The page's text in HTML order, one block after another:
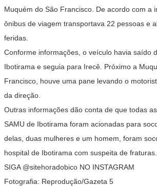
Muquém do São Francisco. De acordo com a
ônibus de viagem transportava 22 pessoas e
feridas.
Conforme informações, o veículo havia saído
Ibotirama e seguia para Irecê. Próximo a
Francisco, houve uma pane levando o
da direção.
Outras informações dão conta de que todas
SAMU de Ibotirama foram acionadas para
delas, duas mulheres e um homem, foram
hospital de Ibotirama com suspeita de fraturas.
SIGA @sitehoradobico NO INSTAGRAM
Fotografia: Reprodução/Gazeta 5